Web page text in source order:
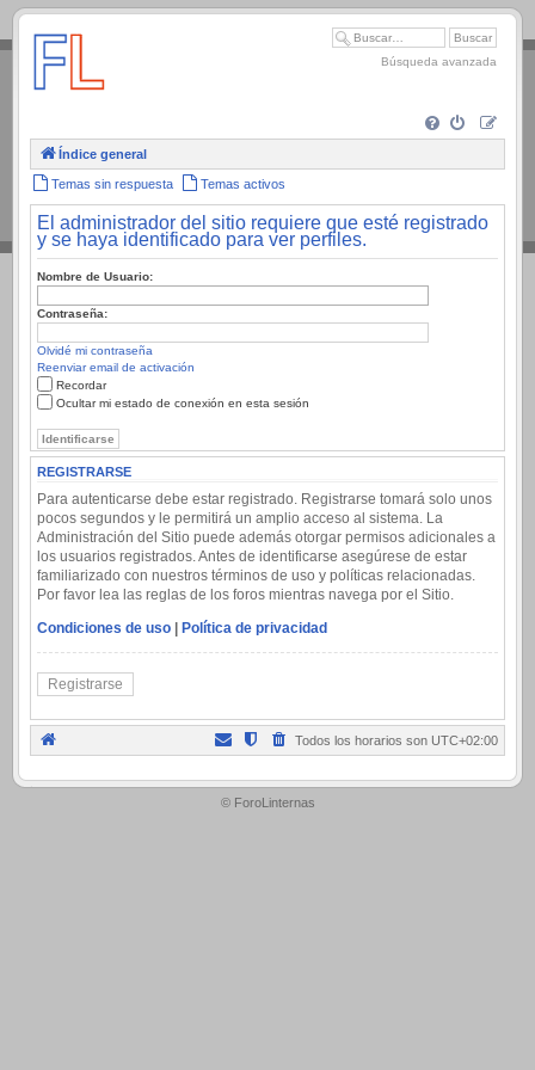
.
Búsqueda avanzada
Índice general
Temas sin respuesta Temas activos
El administrador del sitio requiere que esté registrado
y se haya identificado para ver perfiles.
Nombre de Usuario:
Contraseña:
Olvidé mi contraseña
Reenviar email de activación
Recordar
Ocultar mi estado de conexión en esta sesión
REGISTRARSE
Para autenticarse debe estar registrado. Registrarse tomará solo unos
pocos segundos y le permitirá un amplio acceso al sistema. La
Administración del Sitio puede además otorgar permisos adicionales a
los usuarios registrados. Antes de identificarse asegúrese de estar
familiarizado con nuestros términos de uso y políticas relacionadas.
Por favor lea las reglas de los foros mientras navega por el Sitio.
Condiciones de uso | Política de privacidad
Registrarse
Todos los horarios son UTC+02:00
.
© ForoLinternas